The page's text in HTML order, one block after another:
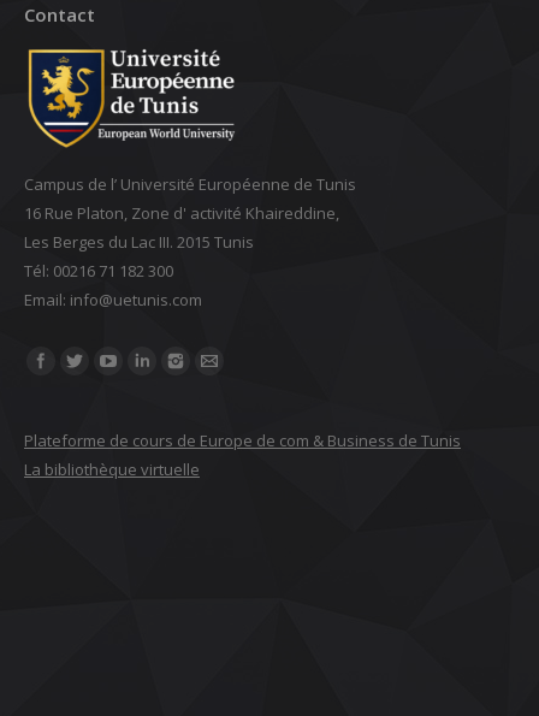
Contact
Campus de l’ Université Européenne de Tunis
16 Rue Platon, Zone d' activité Khaireddine,
Les Berges du Lac III. 2015 Tunis
Tél: 00216 71 182 300
Email: ‎info@uetunis.com
Find us on:
Plateforme de cours de Europe de com & Business de Tunis
La bibliothèque virtuelle